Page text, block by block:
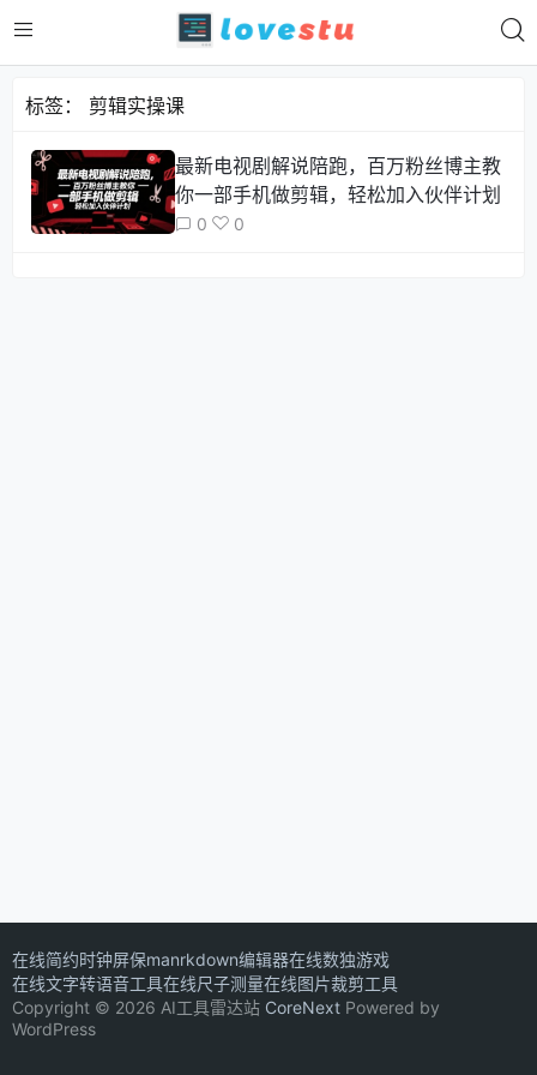
标签： 剪辑实操课
最新电视剧解说陪跑，百万粉丝博主教
你一部手机做剪辑，轻松加入伙伴计划
0 0
在线简约时钟屏保manrkdown编辑器在线数独游戏
在线文字转语音工具在线尺子测量在线图片裁剪工具
Copyright © 2026 AI工具雷达站 CoreNext Powered by
WordPress